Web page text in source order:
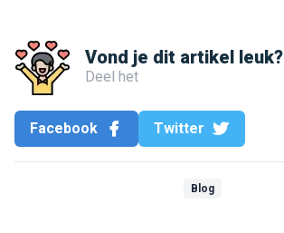
Vond je dit artikel leuk?
Deel het
Facebook Twitter
Blog